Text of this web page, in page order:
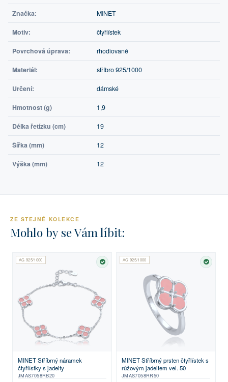
Značka: MINET
Motiv: čtyřlístek
Povrchová úprava: rhodiované
Materiál: stříbro 925/1000
Určení: dámské
Hmotnost (g) 1,9
Délka řetízku (cm) 19
Šířka (mm) 12
Výška (mm) 12
ZE STEJNÉ KOLEKCE
Mohlo by se Vám líbit:
AG 925/1000
SKLADEM
MINET Stříbrný náramek
čtyřlístky s jadeity
JMAS7058RB20
AG 925/1000
MINET Stříbrný prsten čtyřlístek s
růžovým jadeitem vel. 50
JMAS7058RR50